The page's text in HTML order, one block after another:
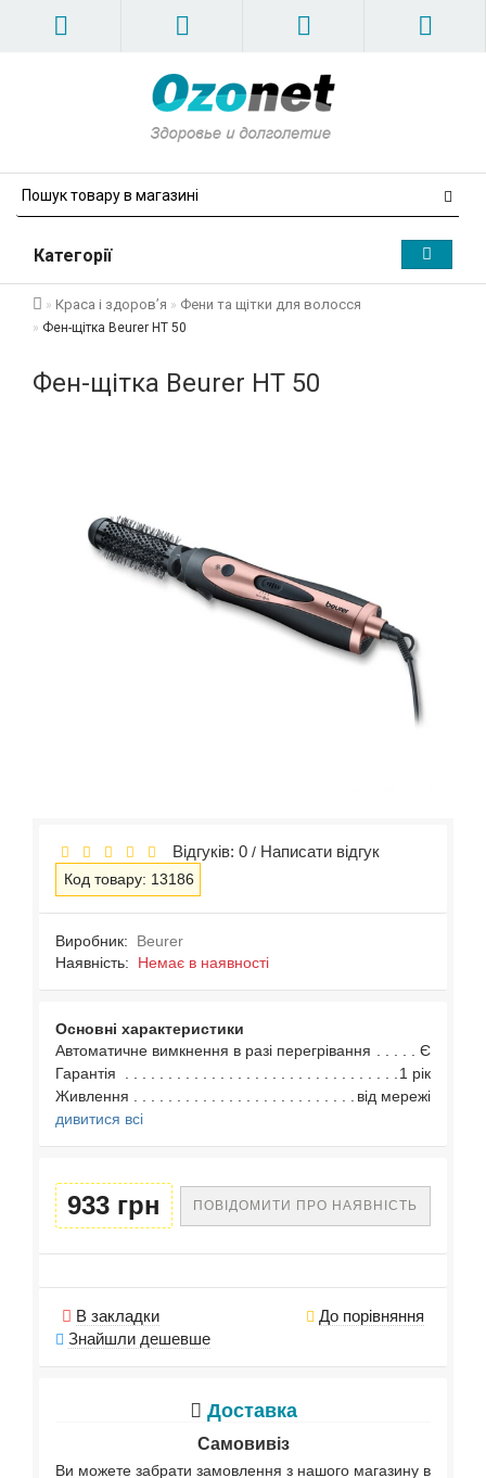
Категорії
Краса і здоров’я Фени та щітки для волосся
Фен-щітка Beurer НТ 50
Фен-щітка Beurer НТ 50
Відгуків: 0 / Написати відгук
Код товару: 13186
Виробник:
Beurer
Наявність: Немає в наявності
Основні характеристики
Автоматичне вимкнення в разі перегрівання
Є
Гарантія
1 рік
Живлення
від мережі
дивитися всі
933 грн ПОВІДОМИТИ ПРО НАЯВНІСТЬ
В закладки
До порівняння
Знайшли дешевше
Доставка
Самовивіз
Ви можете забрати замовлення з нашого магазину в